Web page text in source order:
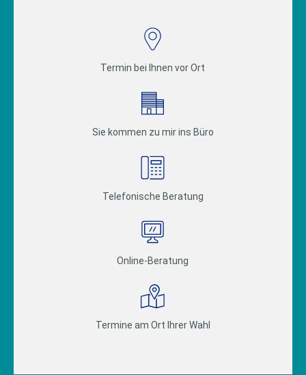
Termin bei Ihnen vor Ort
Sie kommen zu mir ins Büro
Telefonische Beratung
Online-Beratung
Termine am Ort Ihrer Wahl